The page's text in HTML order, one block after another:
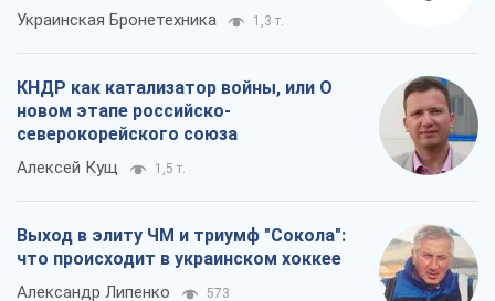
Украинская Бронетехника 1,3 т.
КНДР как катализатор войны, или О
новом этапе российско-
северокорейского союза
Алексей Кущ 1,5 т.
Выход в элиту ЧМ и триумф "Сокола":
что происходит в украинском хоккее
Александр Липенко 573